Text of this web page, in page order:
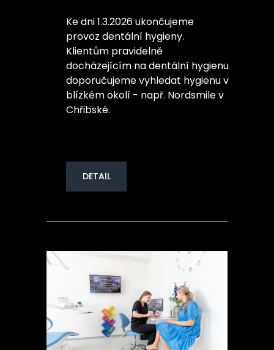
Ke dni 1.3.2026 ukončujeme
provoz dentální hygieny.
Klientům pravidelně
docházejícím na dentální hygienu
doporučujeme vyhledat hygienu v
blízkém okolí - např. Nordsmile v
Chřibské.
DETAIL